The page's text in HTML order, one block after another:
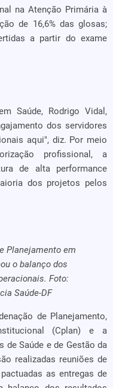
na Atenção Primária à
de 16,6% das glosas;
a partir do exame
Saúde, Rodrigo Vidal,
dos servidores
aqui", diz. Por meio
profissional, a
de alta performance
dos projetos pelos
Planejamento em
o balanço dos
Foto:
Saúde-DF
de Planejamento,
(Cplan) e a
de Saúde e de Gestão da
realizadas reuniões de
as entregas de